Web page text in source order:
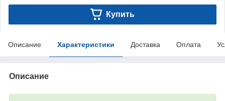
Купить
Описание Характеристики Доставка Оплата
Описание